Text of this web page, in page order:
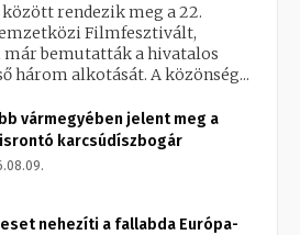
között rendezik meg a 22.
Filmfesztivált,
bemutatták a hivatalos
három alkotását. A közönség...
vármegyében jelent meg a
karcsúdíszbogár
nehezíti a fallabda Európa-